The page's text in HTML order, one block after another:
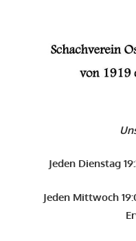
Jeden Dienstag
Jeden Mittwoch